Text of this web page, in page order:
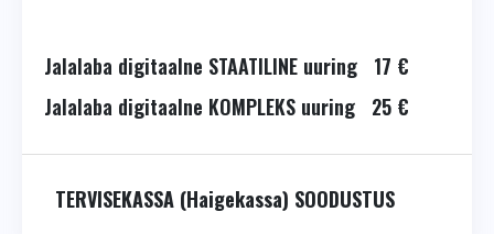
Jalalaba digitaalne STAATILINE uuring 17 €
Jalalaba digitaalne KOMPLEKS uuring 25 €
TERVISEKASSA (Haigekassa) SOODUSTUS